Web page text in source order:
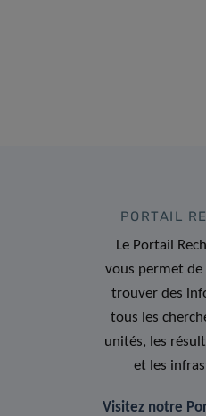
PORTAIL
Le Portail
vous permet de
trouver des
tous les
unités, les
et les
Visitez notre